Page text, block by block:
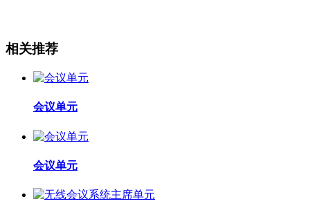
相关推荐
会议单元
会议单元